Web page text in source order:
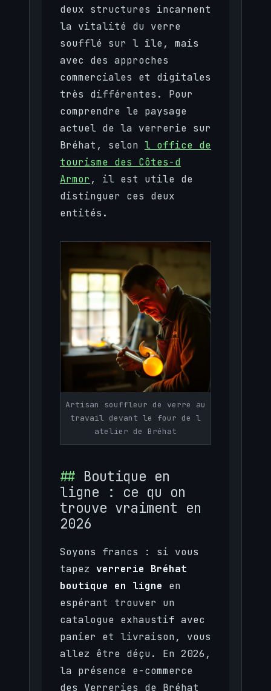
deux structures incarnent
la vitalité du verre
soufflé sur l île, mais
avec des approches
commerciales et digitales
très différentes. Pour
comprendre le paysage
actuel de la verrerie sur
Bréhat, selon l office de
tourisme des Côtes-d
Armor , il est utile de
distinguer ces deux
entités.
Artisan souffleur de verre au
travail devant le four de l
atelier de Bréhat
Boutique en
ligne : ce qu on
trouve vraiment en
2026
Soyons francs : si vous
tapez verrerie Bréhat
boutique en ligne en
espérant trouver un
catalogue exhaustif avec
panier et livraison, vous
allez être déçu. En 2026,
la présence e-commerce
des Verreries de Bréhat